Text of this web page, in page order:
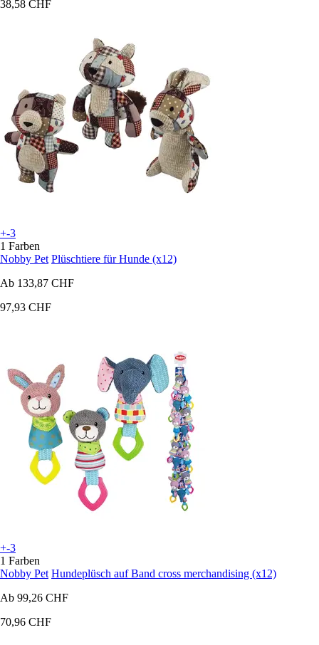
38,58 CHF
+-3
1 Farben
Nobby Pet Plüschtiere für Hunde (x12)
Ab 133,87 CHF
97,93 CHF
+-3
1 Farben
Nobby Pet Hundeplüsch auf Band cross merchandising (x12)
Ab 99,26 CHF
70,96 CHF